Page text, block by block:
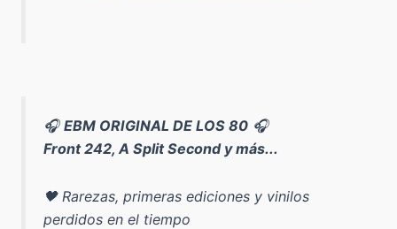
🎧EBM ORIGINAL DE LOS 80 🎧
Front 242, A Split Second y más...
🖤 Rarezas, primeras ediciones y vinilos
perdidos en el tiempo